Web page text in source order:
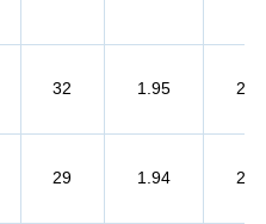
32 1.95
29 1.94